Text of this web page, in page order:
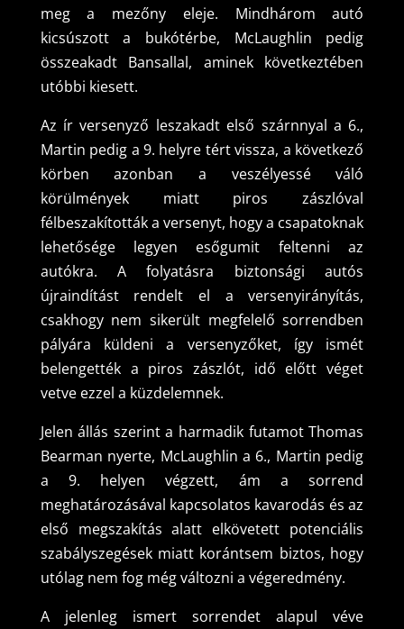
meg a mezőny eleje. Mindhárom autó
kicsúszott a bukótérbe, McLaughlin pedig
összeakadt Bansallal, aminek következtében
utóbbi kiesett.
Az ír versenyző leszakadt első szárnnyal a 6.,
Martin pedig a 9. helyre tért vissza, a következő
körben azonban a veszélyessé váló
körülmények miatt piros zászlóval
félbeszakították a versenyt, hogy a csapatoknak
lehetősége legyen esőgumit feltenni az
autókra. A folyatásra biztonsági autós
újraindítást rendelt el a versenyirányítás,
csakhogy nem sikerült megfelelő sorrendben
pályára küldeni a versenyzőket, így ismét
belengették a piros zászlót, idő előtt véget
vetve ezzel a küzdelemnek.
Jelen állás szerint a harmadik futamot Thomas
Bearman nyerte, McLaughlin a 6., Martin pedig
a 9. helyen végzett, ám a sorrend
meghatározásával kapcsolatos kavarodás és az
első megszakítás alatt elkövetett potenciális
szabályszegések miatt korántsem biztos, hogy
utólag nem fog még változni a végeredmény.
A jelenleg ismert sorrendet alapul véve